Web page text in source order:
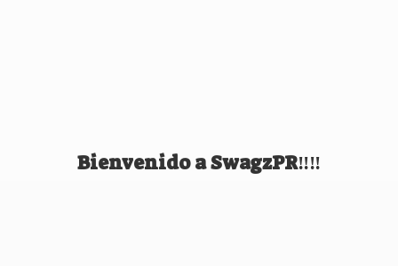
Bienvenidoa SwagzPR‼️‼️